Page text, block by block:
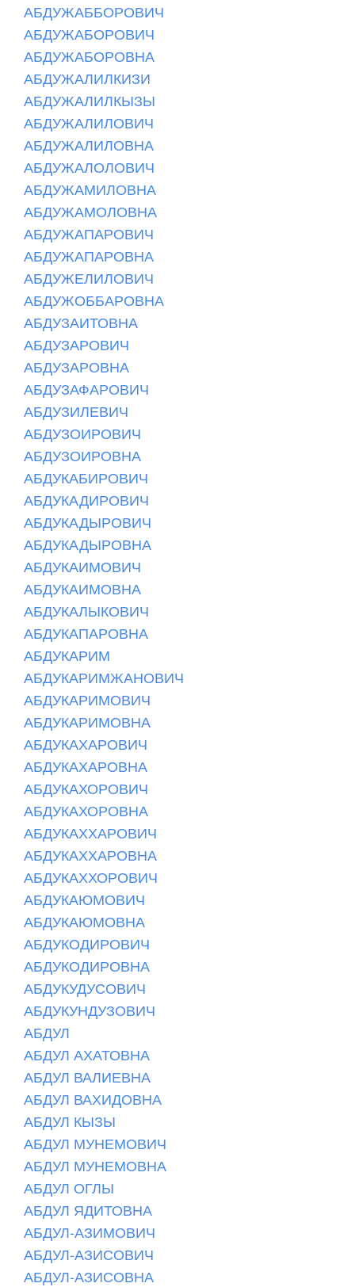
АБДУЖАББОРОВИЧ
АБДУЖАБОРОВИЧ
АБДУЖАБОРОВНА
АБДУЖАЛИЛКИЗИ
АБДУЖАЛИЛКЫЗЫ
АБДУЖАЛИЛОВИЧ
АБДУЖАЛИЛОВНА
АБДУЖАЛОЛОВИЧ
АБДУЖАМИЛОВНА
АБДУЖАМОЛОВНА
АБДУЖАПАРОВИЧ
АБДУЖАПАРОВНА
АБДУЖЕЛИЛОВИЧ
АБДУЖОББАРОВНА
АБДУЗАИТОВНА
АБДУЗАРОВИЧ
АБДУЗАРОВНА
АБДУЗАФАРОВИЧ
АБДУЗИЛЕВИЧ
АБДУЗОИРОВИЧ
АБДУЗОИРОВНА
АБДУКАБИРОВИЧ
АБДУКАДИРОВИЧ
АБДУКАДЫРОВИЧ
АБДУКАДЫРОВНА
АБДУКАИМОВИЧ
АБДУКАИМОВНА
АБДУКАЛЫКОВИЧ
АБДУКАПАРОВНА
АБДУКАРИМ
АБДУКАРИМЖАНОВИЧ
АБДУКАРИМОВИЧ
АБДУКАРИМОВНА
АБДУКАХАРОВИЧ
АБДУКАХАРОВНА
АБДУКАХОРОВИЧ
АБДУКАХОРОВНА
АБДУКАХХАРОВИЧ
АБДУКАХХАРОВНА
АБДУКАХХОРОВИЧ
АБДУКАЮМОВИЧ
АБДУКАЮМОВНА
АБДУКОДИРОВИЧ
АБДУКОДИРОВНА
АБДУКУДУСОВИЧ
АБДУКУНДУЗОВИЧ
АБДУЛ
АБДУЛ АХАТОВНА
АБДУЛ ВАЛИЕВНА
АБДУЛ ВАХИДОВНА
АБДУЛ КЫЗЫ
АБДУЛ МУНЕМОВИЧ
АБДУЛ МУНЕМОВНА
АБДУЛ ОГЛЫ
АБДУЛ ЯДИТОВНА
АБДУЛ-АЗИМОВИЧ
АБДУЛ-АЗИСОВИЧ
АБДУЛ-АЗИСОВНА